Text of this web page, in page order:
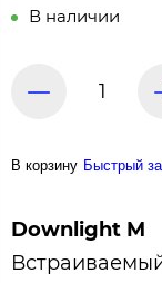
В наличии
В корзину Быстрый
Downlight M